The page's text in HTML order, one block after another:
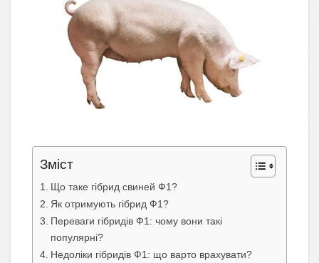
Зміст
Що таке гібрид свиней Ф1?
Як отримують гібрид Ф1?
Переваги гібридів Ф1: чому вони такі
популярні?
Недоліки гібридів Ф1: що варто врахувати?